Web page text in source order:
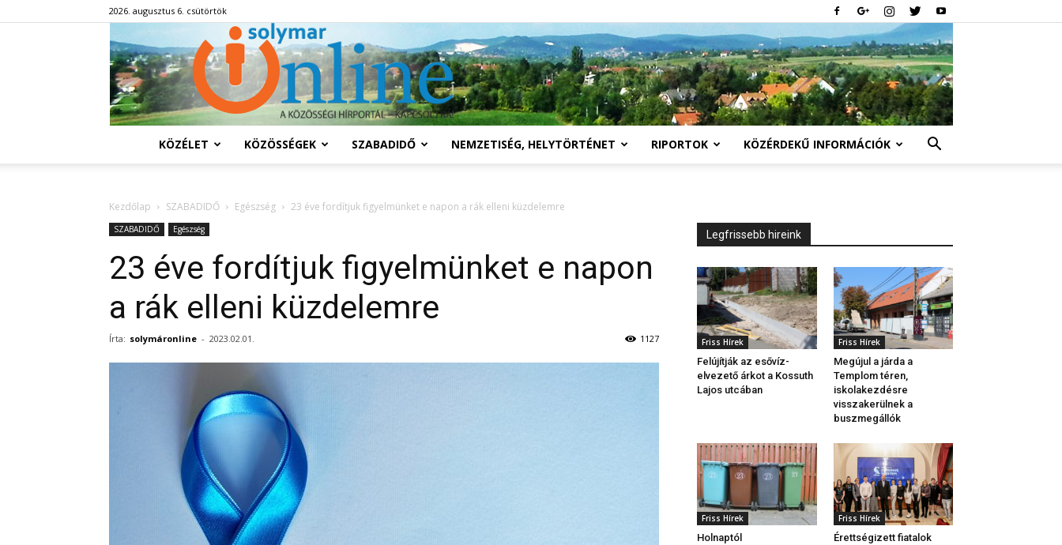
2026. augusztus 6. csütörtök
Solymár
KÖZÉLET KÖZÖSSÉGEK SZABADIDŐ NEMZETISÉG, HELYTÖRTÉNET RIPORTOK KÖZÉRDEKŰ INFORMÁCIÓK
Kezdőlap SZABADIDŐ Egészség 23 éve fordítjuk figyelmünket e napon a rák elleni küzdelemre
SZABADIDŐ Egészség
23 éve fordítjuk figyelmünket e napon
a rák elleni küzdelemre
Írta: solymáronline - 2023.02.01. 1127
Legfrissebb hireink
Friss Hírek
Felújítják az esővíz-
elvezető árkot a Kossuth
Lajos utcában
Friss Hírek
Megújul a járda a
Templom téren,
iskolakezdésre
visszakerülnek a
buszmegállók
Friss Hírek
Holnaptól
Friss Hírek
Érettségizett fiatalok